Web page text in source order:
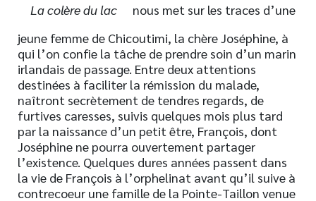
La colère du lac
nous met sur les traces d’une
jeune femme de Chicoutimi, la chère Joséphine, à
qui l’on confie la tâche de prendre soin d’un marin
irlandais de passage. Entre deux attentions
destinées à faciliter la rémission du malade,
naîtront secrètement de tendres regards, de
furtives caresses, suivis quelques mois plus tard
par la naissance d’un petit être, François, dont
Joséphine ne pourra ouvertement partager
l’existence. Quelques dures années passent dans
la vie de François à l’orphelinat avant qu’il suive à
contrecoeur une famille de la Pointe-Taillon venue